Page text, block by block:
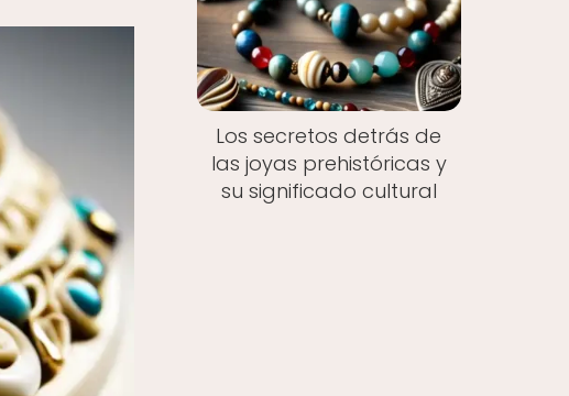
Los secretos detrás de
las joyas prehistóricas y
su significado cultural